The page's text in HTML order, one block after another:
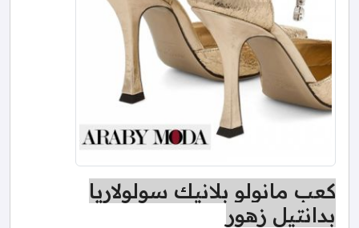
كعب مانولو بلانيك سولولاريا
بدانتيل زهور